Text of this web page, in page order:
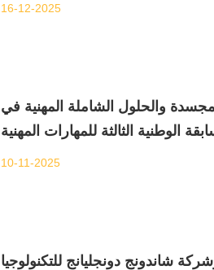
16-12-2025
والحلول الشاملة المهنية في
10-11-2025
شاندونج دونجليانج للتكنولوجيا